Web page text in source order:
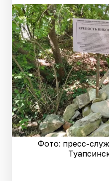
Фото: пресс-